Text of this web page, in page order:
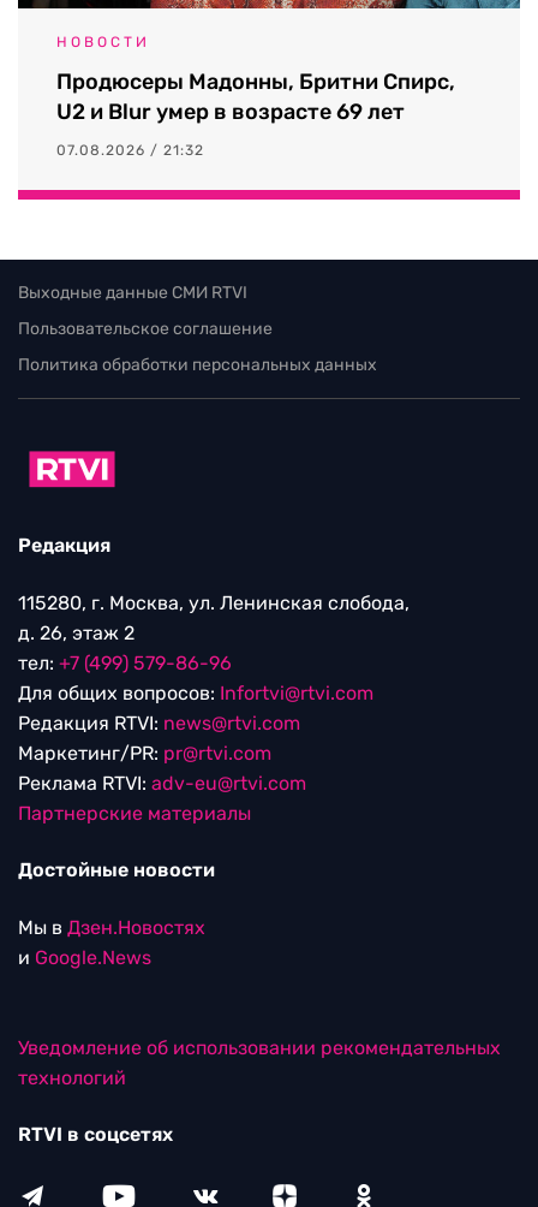
НОВОСТИ
Продюсеры Мадонны, Бритни Спирс,
U2 и Blur умер в возрасте 69 лет
07.08.2026 / 21:32
Выходные данные СМИ RTVI
Пользовательское соглашение
Политика обработки персональных данных
Редакция
115280, г. Москва, ул. Ленинская слобода,
д. 26, этаж 2
тел: +7 (499) 579-86-96
Для общих вопросов: Infortvi@rtvi.com
Редакция RTVI: news@rtvi.com
Маркетинг/PR: pr@rtvi.com
Реклама RTVI: adv-eu@rtvi.com
Партнерские материалы
Достойные новости
Мы в Дзен.Новостях
и Google.News
Уведомление об использовании рекомендательных
технологий
RTVI в соцсетях